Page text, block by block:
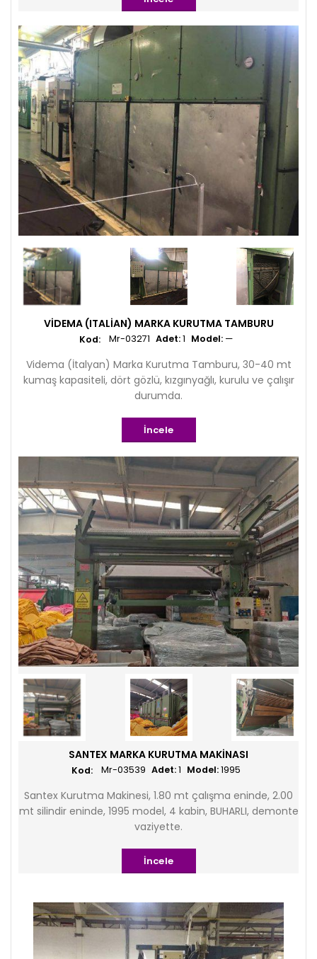
VIDEMA (ITALIAN) MARKA KURUTMA TAMBURU
Adet:1 Model: —
Mr-03271
Videma (İtalyan) Marka Kurutma Tamburu, 30-40 mt
kumaş kapasiteli, dört gözlü, kızgınyağlı, kurulu ve çalışır
durumda.
İncele
SANTEX MARKA KURUTMA MAKINASI
Adet:1 Model:1995
Mr-03539
Santex Kurutma Makinesi, 1.80 mt çalışma eninde, 2.00
mt silindir eninde, 1995 model, 4 kabin, BUHARLI, demonte
vaziyette.
İncele